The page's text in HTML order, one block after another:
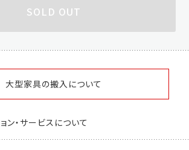
SOLD OUT
大型家具の搬入について
ン・サービスについて